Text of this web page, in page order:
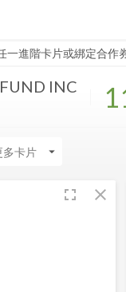
一進階卡片或綁定合作
INC
arrow_drop_down
fullscreen close